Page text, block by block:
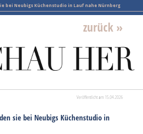
bei Neubigs Küchenstudio in Lauf nahe Nürnberg
zurück »
Veröffentlicht am 15.04.2026
sie bei Neubigs Küchenstudio in